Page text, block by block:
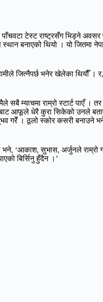
पाँचवटा टेस्ट राष्ट्रसँग भिड्ने
बनाएको थियो । यो जितमा
जित्नैपर्छ भनेर खेलेका थियौँ ।
म्याचमा राम्रो स्टार्ट पाएँ ।
आफूले धेरै कुरा सिकेको उनले
गरेँ । ठूलो स्कोर कसरी बनाउने
भने, ‘आकाश, सुभास, अर्जुनले
बिर्सिनु हुँदैन ।’